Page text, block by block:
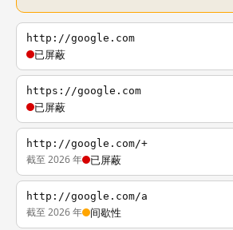
http://google.com
已屏蔽
https://google.com
已屏蔽
http://google.com/+
截至 2026 年 已屏蔽
http://google.com/a
截至 2026 年 间歇性